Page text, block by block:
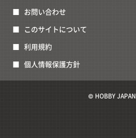
お問い合わせ
このサイトについて
利用規約
個人情報保護方針
© HOBBY JAPAN